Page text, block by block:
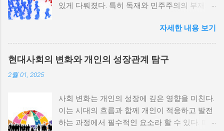
있게 다뤄졌다. 특히 독재와 민주주의의 부재가
정치적 파벌화와 경제·군사 체제의 불안정성이
내전의 촉매제가 된다는 사실은 우리에게 중요
한 교훈을 준다. 정치적 불안정성과 내전 발발
위험 정치적 불안정성은 내전 발발의 핵심 요인
적 갈등이 심화되고, 이로 인해 내전의 위험이
증가한다. 이와 같은 경우, 국민들은 정부에 대
한 불만을 느끼고, 체제 전복을 위해 무장 세력
자세한 내용 보기
현대사회의 변화와 개인의 성장관계 탐구
2월 01, 2025
사회 변화는 개인의 성장에 깊은 영향을 미친다.
이는 시대의 흐름과 함께 개인이 적응하고 발전
하는 과정에서 필수적인 요소라 할 수 있다. 따